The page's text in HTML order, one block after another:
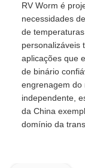
RV Worm é
necessidades
de
personalizáveis
aplicações que
de binário
engrenagem do
independente,
da China
domínio da